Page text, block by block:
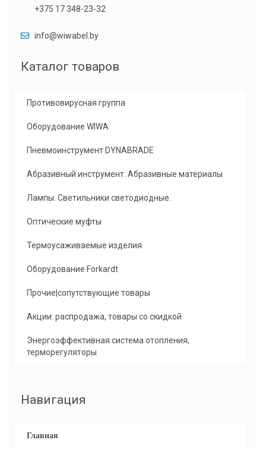
+375 17 348-23-32
info@wiwabel.by
Каталог товаров
Противовирусная группа
Оборудование WIWA
Пневмоинструмент DYNABRADE
Абразивный инструмент. Абразивные материалы
Лампы. Светильники светодиодные.
Оптические муфты
Термоусаживаемые изделия
Оборудование Forkardt
Прочие|сопутствующие товары
Акции: распродажа, товары со скидкой
Энергоэффективная система отопления,
терморегуляторы
Навигация
Главная